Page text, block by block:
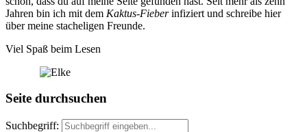
Jahren bin ich mit dem Kaktus-Fieberinfiziert und schreibe hier
über meine stacheligen Freunde.
Viel Spaß beim Lesen
Seite durchsuchen
Suchbegriff: